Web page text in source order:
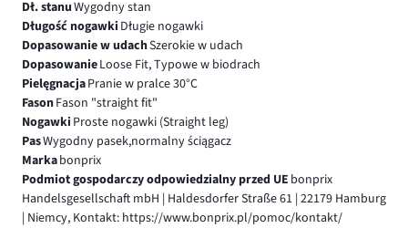
Dł. stanuWygodny stan
Długość nogawki Długie nogawki
Dopasowanie w udachSzerokie w udach
DopasowanieLoose Fit, Typowe w biodrach
PielęgnacjaPranie w pralce 30°C
FasonFason "straight fit"
Nogawki Proste nogawki (Straight leg)
PasWygodny pasek,normalny ściągacz
Markabonprix
Podmiot gospodarczy odpowiedzialny przed UE bonprix
Handelsgesellschaft mbH | Haldesdorfer Straße 61 | 22179 Hamburg
| Niemcy, Kontakt: https://www.bonprix.pl/pomoc/kontakt/